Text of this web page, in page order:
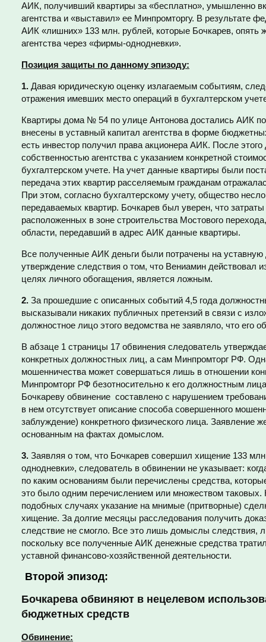
АИК, получивший квартиры за «бесплатно», умышленно
агентства и «выставил» ее Минпромторгу. В результате
АИК «лишних» 133 млн. рублей, которые Бочкарев, опять
агентства через «фирмы-однодневки».
Позиция защиты по данному эпизоду:
1. Давая юридическую оценку излагаемым событиям,
отражения имевших место операций в бухгалтерском
Квартиры дома № 54 по улице Антонова достались АИК
внесены в уставный капитал агентства в форме
есть инвестор получил права акционера АИК. После
собственностью агентства с указанием конкретной
бухгалтерском учете. На учет данные квартиры были
передача этих квартир расселяемым гражданам
При этом, согласно бухгалтерскому учету, общество
передаваемых квартир. Бочкарев был уверен, что
расположенных в зоне строительства Мостового
области, передавший в адрес АИК данные квартиры.
Все полученные АИК деньги были потрачены на
утверждение следствия о том, что Вениамин действовал
целях личного обогащения, является ложным.
2. За прошедшие с описанных событий 4,5 года
высказывали никаких публичных претензий в связи с
должностное лицо этого ведомства не заявляло, что его
В абзаце 1 страницы 17 обвинения следователь
конкретных должностных лиц, а сам Минпромторг РФ.
мошенничества может совершаться лишь в отношении
Минпромторг РФ безотносительно к его должностным
Бочкареву обвинение составлено с нарушением
в нем отсутствует описание способа совершенного
заблуждение) конкретного физического лица. Заявление
основанным на фактах домыслом.
3. Заявляя о том, что Бочкарев совершил хищение 133
однодневки», следователь в обвинении не указывает:
по каким основаниям были перечислены средства,
это было одним перечислением или множеством
подобных случаях указание на мнимые (притворные)
хищение. За долгие месяцы расследования получить
следствие не смогло. Все это лишь домыслы следствия,
поскольку все полученные АИК денежные средства
уставной финансово-хозяйственной деятельности.
Второй эпизод:
Бочкарева обвиняют в нецелевом
бюджетных средств
Обвинение: